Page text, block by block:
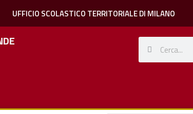
UFFICIO SCOLASTICO TERRITORIALE DI MILANO